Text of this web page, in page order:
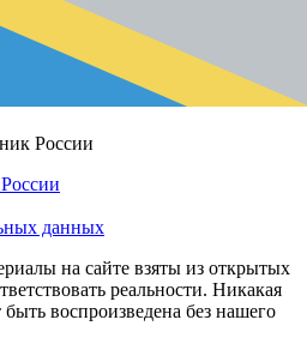
России
данных
на сайте взяты из открытых
реальности. Никакая
быть воспроизведена без нашего